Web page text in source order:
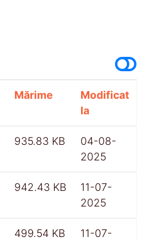
Mărime
Modificat
la
935.83 KB
04-08-
2025
942.43 KB
11-07-
2025
499.54 KB
11-07-